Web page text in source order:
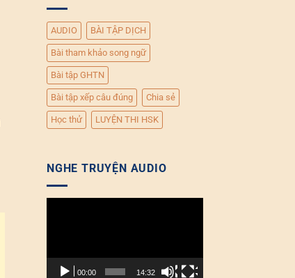
AUDIO BÀI TẬP DỊCH
Bài tham khảo song ngữ
Bài tập GHTN
Bài tập xếp câu đúng Chia sẻ
Học thử LUYỆN THI HSK
NGHE TRUYỆN AUDIO
00:00 14:32